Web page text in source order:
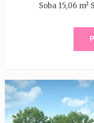
Soba 15,06 m²